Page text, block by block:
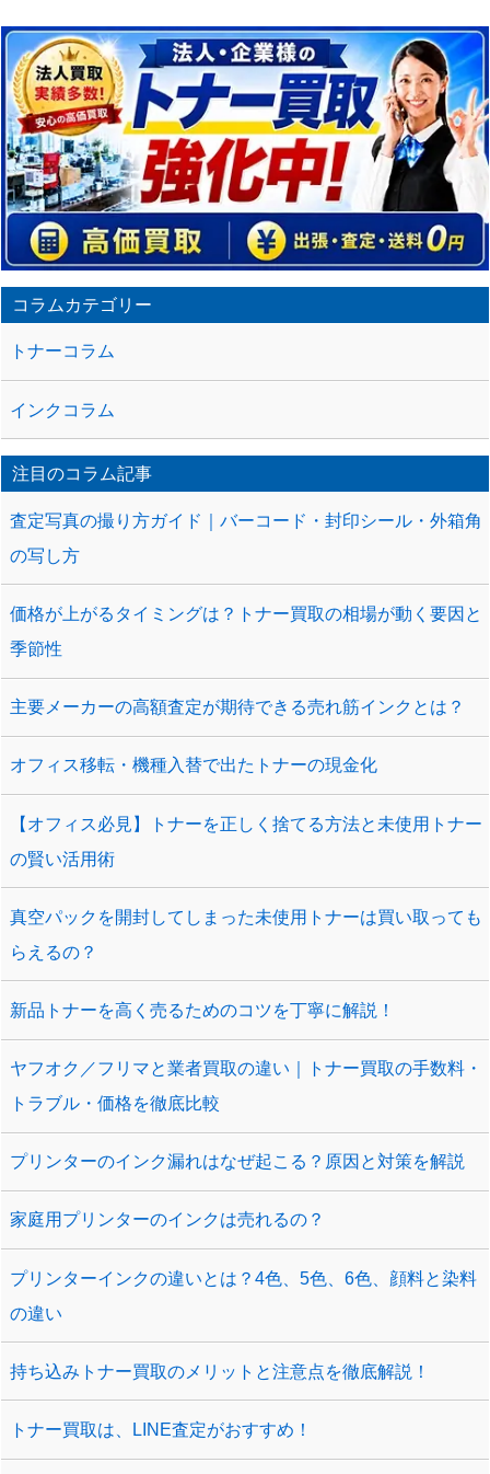
コラムカテゴリー
トナーコラム
インクコラム
注目のコラム記事
査定写真の撮り方ガイド｜バーコード・封印シール・外箱角
の写し方
価格が上がるタイミングは？トナー買取の相場が動く要因と
季節性
主要メーカーの高額査定が期待できる売れ筋インクとは？
オフィス移転・機種入替で出たトナーの現金化
【オフィス必見】トナーを正しく捨てる方法と未使用トナー
の賢い活用術
真空パックを開封してしまった未使用トナーは買い取っても
らえるの？
新品トナーを高く売るためのコツを丁寧に解説！
ヤフオク／フリマと業者買取の違い｜トナー買取の手数料・
トラブル・価格を徹底比較
プリンターのインク漏れはなぜ起こる？原因と対策を解説
家庭用プリンターのインクは売れるの？
プリンターインクの違いとは？4色、5色、6色、顔料と染料
の違い
持ち込みトナー買取のメリットと注意点を徹底解説！
トナー買取は、LINE査定がおすすめ！